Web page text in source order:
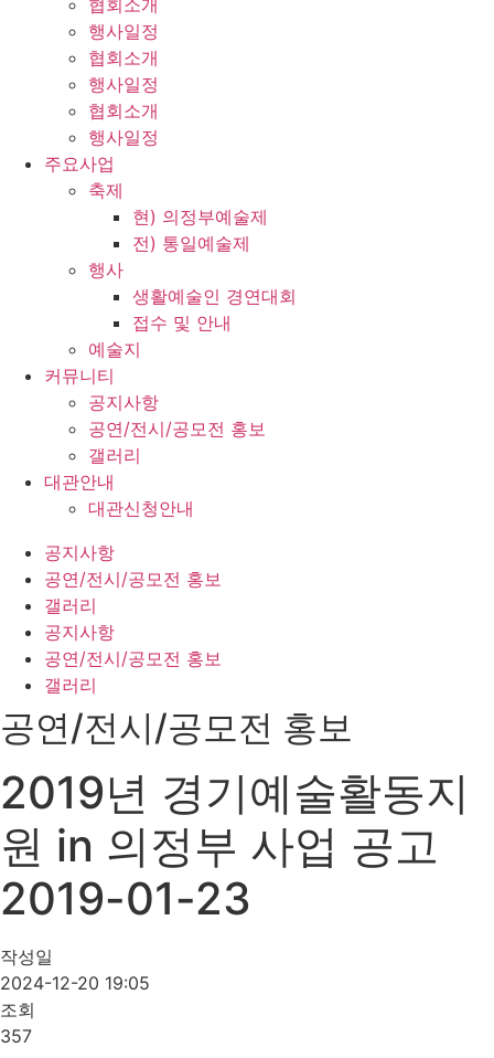
협회소개
행사일정
협회소개
행사일정
협회소개
행사일정
주요사업
축제
현) 의정부예술제
전) 통일예술제
행사
생활예술인 경연대회
접수 및 안내
예술지
커뮤니티
공지사항
공연/전시/공모전 홍보
갤러리
대관안내
대관신청안내
공지사항
공연/전시/공모전 홍보
갤러리
공지사항
공연/전시/공모전 홍보
갤러리
공연/전시/공모전 홍보
2019년 경기예술활동지
원 in 의정부 사업 공고
2019-01-23
작성일
2024-12-20 19:05
조회
357